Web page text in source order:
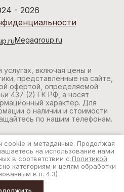
- 2026
Megagroup.ru
включая цены и
представленные на сайте,
офертой, определяемой
437 (2) ГК РФ, а носят
характер. Для
о наличии и стоимости
по нашим телефонам.
cookie и метаданные. Продолжая
на использование нами
в соответствии с Политикой
категориям и целям обработки
в п. 4.3)